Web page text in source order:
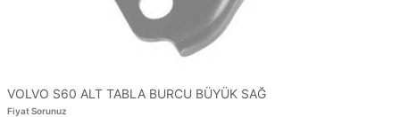
VOLVO S60 ALT TABLA BURCU BÜYÜK SAĞ
Fiyat Sorunuz